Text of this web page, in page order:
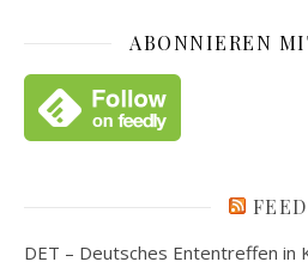
ABONNIEREN
FEED
DET – Deutsches Ententreffen in